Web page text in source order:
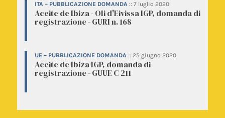
ITA – PUBBLICAZIONE DOMANDA :: 7 luglio 2020
Aceite de Ibiza - Oli d'Eivissa IGP, domanda di
registrazione - GURI n. 168
UE – PUBBLICAZIONE DOMANDA :: 25 giugno 2020
Aceite de Ibiza IGP, domanda di
registrazione - GUUE C 211